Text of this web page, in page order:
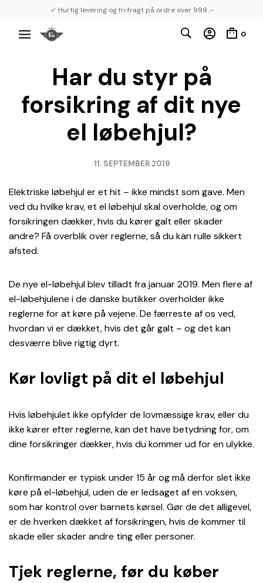
✓ Hurtig levering og fri fragt på ordre over 999 ,-
0
Har du styr på
forsikring af dit nye
el løbehjul?
11. SEPTEMBER 2019
Elektriske løbehjul er et hit – ikke mindst som gave. Men
ved du hvilke krav, et el løbehjul skal overholde, og om
forsikringen dækker, hvis du kører galt eller skader
andre? Få overblik over reglerne, så du kan rulle sikkert
afsted.
De nye el-løbehjul blev tilladt fra januar 2019. Men flere af
el-løbehjulene i de danske butikker overholder ikke
reglerne for at køre på vejene. De færreste af os ved,
hvordan vi er dækket, hvis det går galt – og det kan
desværre blive rigtig dyrt.
Kør lovligt på dit el løbehjul
Hvis løbehjulet ikke opfylder de lovmæssige krav, eller du
ikke kører efter reglerne, kan det have betydning for, om
dine forsikringer dækker, hvis du kommer ud for en ulykke.
Konfirmander er typisk under 15 år og må derfor slet ikke
køre på el-løbehjul, uden de er ledsaget af en voksen,
som har kontrol over barnets kørsel. Gør de det alligevel,
er de hverken dækket af forsikringen, hvis de kommer til
skade eller skader andre ting eller personer.
Tjek reglerne, før du køber